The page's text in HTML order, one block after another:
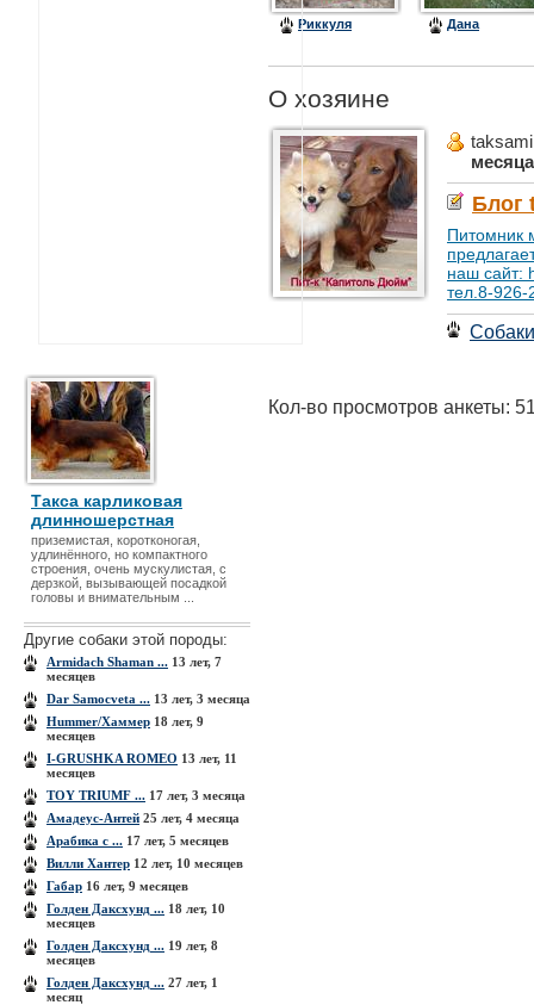
Такса карликовая
длинношерстная
приземистая, коротконогая,
удлинённого, но компактного
строения, очень мускулистая, с
дерзкой, вызывающей посадкой
головы и внимательным ...
Другие собаки этой породы:
Armidach Shaman ... 13 лет, 7
месяцев
Dar Samocveta ... 13 лет, 3 месяца
Hummer/Хаммер 18 лет, 9
месяцев
I-GRUSHKA ROMEO 13 лет, 11
месяцев
TOY TRIUMF ... 17 лет, 3 месяца
Амадеус-Антей 25 лет, 4 месяца
Арабика с ... 17 лет, 5 месяцев
Вилли Хантер 12 лет, 10 месяцев
Габар 16 лет, 9 месяцев
Голден Даксхунд ... 18 лет, 10
месяцев
Голден Даксхунд ... 19 лет, 8
месяцев
Голден Даксхунд ... 27 лет, 1
месяц
Риккуля Дана
О хозяине
месяца
Блог
Питомник
наш сайт:
тел.8-
Собаки
Кол-во просмотров анкеты: